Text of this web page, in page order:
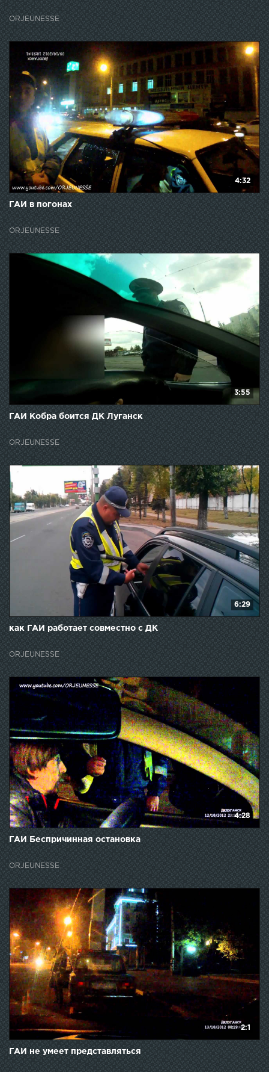
ORJEUNESSE
4:32
ГАИ в погонах
ORJEUNESSE
3:55
ГАИ Кобра боится ДК Луганск
ORJEUNESSE
6:29
как ГАИ работает совместно с ДК
ORJEUNESSE
4:28
ГАИ Беспричинная остановка
ORJEUNESSE
2:1
ГАИ не умеет представляться